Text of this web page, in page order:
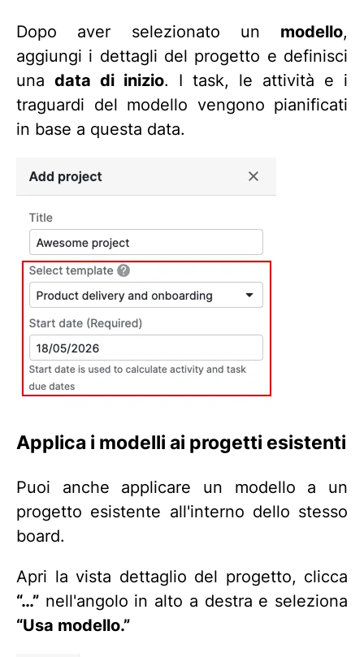
Dopo aver selezionato un modello,
aggiungi i dettagli del progetto e definisci
una data di inizio. I task, le attività e i
traguardi del modello vengono pianificati
in base a questa data.
Applica i modelli ai progetti esistenti
Puoi anche applicare un modello a un
progetto esistente all'interno dello stesso
board.
Apri la vista dettaglio del progetto, clicca
“…” nell'angolo in alto a destra e seleziona
“Usa modello.”